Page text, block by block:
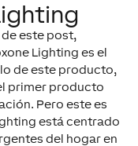
este post,
Lighting es el
de este producto,
primer producto
Pero este es
está centrado
del hogar en